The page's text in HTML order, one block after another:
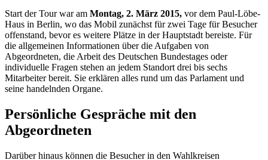
Start derTour war am Montag, 2. März 2015, vor dem Paul-Löbe-
Haus in Berlin, wo das Mobil zunächst für zwei Tage für Besucher
offenstand, bevor es weitere Plätze in der Hauptstadt bereiste. Für
die allgemeinen Informationen über die Aufgaben von
Abgeordneten, die Arbeit des Deutschen Bundestages oder
individuelle Fragen stehen an jedem Standort drei bis sechs
Mitarbeiter bereit. Sie erklären alles rund um das Parlament und
seine handelnden Organe.
Persönliche Gespräche mit den
Abgeordneten
Darüber hinaus können die Besucher in den Wahlkreisen